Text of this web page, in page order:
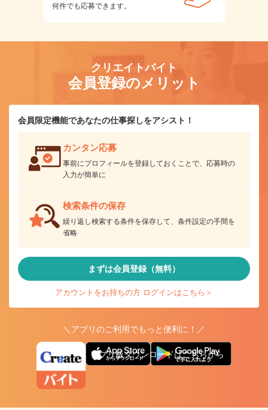
何件でも応募できます。
クリエイトバイト
会員登録のメリット
会員限定機能であなたの仕事探しをアシスト！
カンタン応募
事前にプロフィールを登録しておくことで、応募時の
入力が簡単に
検索条件の保存
繰り返し検索する条件を保存して、条件設定の手間を
省略
まずは会員登録（無料）
アカウントをお持ちの方 ログインはこちら＞
＼アプリのご利用でもっと便利に！／
アプリ版ダウンロードはこちらから